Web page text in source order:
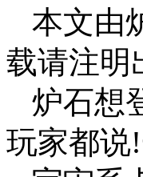
本文由
载请注明
炉石想
玩家都说